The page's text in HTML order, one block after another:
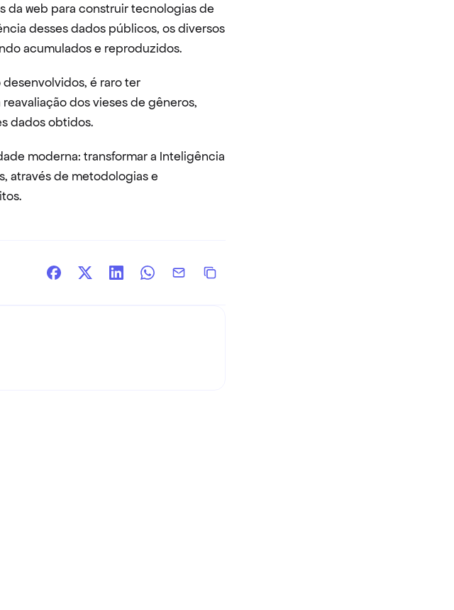
da web para construir tecnologias de
desses dados públicos, os diversos
acumulados e reproduzidos.
é raro ter
dos vieses de gêneros,
dados obtidos.
moderna: transformar a Inteligência
através de metodologias e